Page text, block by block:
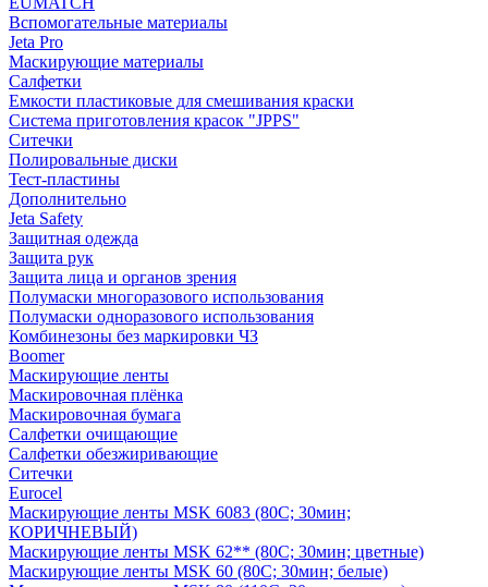
Вспомогательные материалы
Jeta Pro
Маскирующие материалы
Салфетки
Емкости пластиковые для смешивания краски
Система приготовления красок "JPPS"
Ситечки
Полировальные диски
Тест-пластины
Дополнительно
Jeta Safety
Защитная одежда
Защита рук
Защита лица и органов зрения
Полумаски многоразового использования
Полумаски одноразового использования
Комбинезоны без маркировки ЧЗ
Boomer
Маскирующие ленты
Маскировочная плёнка
Маскировочная бумага
Салфетки очищающие
Салфетки обезжиривающие
Ситечки
Euroсel
Маскирующие ленты MSK 6083 (80С; 30мин;
КОРИЧНЕВЫЙ)
Маскирующие ленты MSK 62** (80С; 30мин; цветные)
Маскирующие ленты MSK 60 (80С; 30мин; белые)